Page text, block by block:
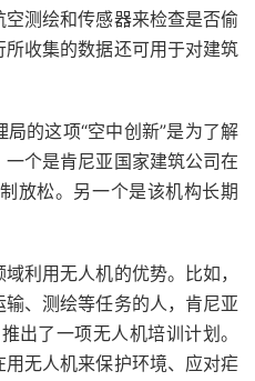
测绘和传感器来检查是否偷
收集的数据还可用于对建筑
的这项“空中创新”是为了解
个是肯尼亚国家建筑公司在
放松。另一个是该机构长期
利用无人机的优势。比如，
、测绘等任务的人，肯尼亚
出了一项无人机培训计划。
无人机来保护环境、应对疟